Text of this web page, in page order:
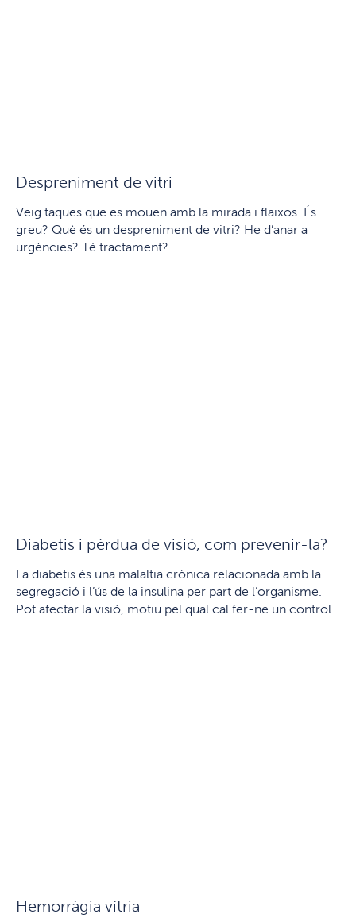
Despreniment de vitri
Veig taques que es mouen amb la mirada i flaixos. És
greu? Què és un despreniment de vitri? He d’anar a
urgències? Té tractament?
Diabetis i pèrdua de visió, com prevenir-la?
La diabetis és una malaltia crònica relacionada amb la
segregació i l’ús de la insulina per part de l’organisme.
Pot afectar la visió, motiu pel qual cal fer-ne un control.
Hemorràgia vítria